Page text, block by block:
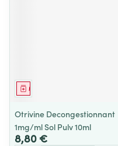
Médicament
Otrivine Decongestionnant
1mg/ml Sol Pulv 10ml
8,80 €